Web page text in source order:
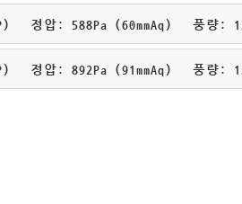
정압: 588Pa (60mmAq) 풍량:
정압: 892Pa (91mmAq) 풍량: